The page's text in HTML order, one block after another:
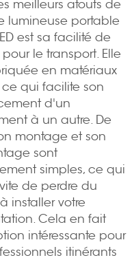
meilleurs atouts de
lumineuse portable
est sa facilité de
le transport. Elle
en matériaux
ce qui facilite son
d'un
à un autre. De
montage et son
sont
simples, ce qui
de perdre du
installer votre
Cela en fait
intéressante pour
itinérants